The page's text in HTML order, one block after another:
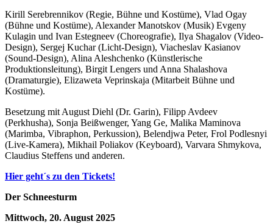
Kirill Serebrennikov (Regie, Bühne und Kostüme), Vlad Ogay
(Bühne und Kostüme), Alexander Manotskov (Musik) Evgeny
Kulagin und Ivan Estegneev (Choreografie), Ilya Shagalov (Video-
Design), Sergej Kuchar(Licht-Design), Viacheslav Kasianov
(Sound-Design), Alina Aleshchenko (Künstlerische
Produktionsleitung), Birgit Lengers und Anna Shalashova
(Dramaturgie), Elizaweta Veprinskaja (Mitarbeit Bühne und
Kostüme).
Besetzung mit August Diehl (Dr. Garin), Filipp Avdeev
(Perkhusha), Sonja Beißwenger, Yang Ge, Malika Maminova
(Marimba, Vibraphon, Perkussion), Belendjwa Peter, Frol Podlesnyi
(Live-Kamera), Mikhail Poliakov (Keyboard), Varvara Shmykova,
Claudius Steffens und anderen.
Hier geht´s zu den Tickets!
Der Schneesturm
Mittwoch, 20. August 2025